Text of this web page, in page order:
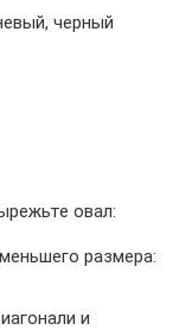
черный
овал:
размера:
и